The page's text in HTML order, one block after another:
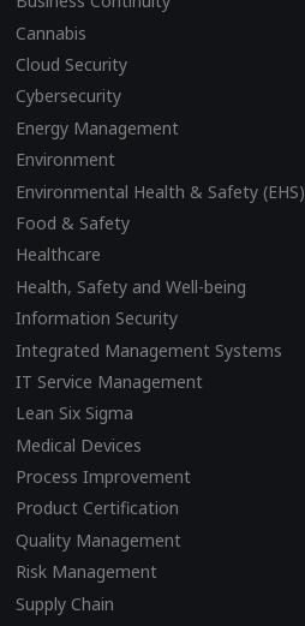
Cannabis
Cloud Security
Cybersecurity
Energy Management
Environment
Environmental Health & Safety (EHS)
Food & Safety
Healthcare
Health, Safety and Well-being
Information Security
Integrated Management Systems
IT Service Management
Lean Six Sigma
Medical Devices
Process Improvement
Product Certification
Quality Management
Risk Management
Supply Chain